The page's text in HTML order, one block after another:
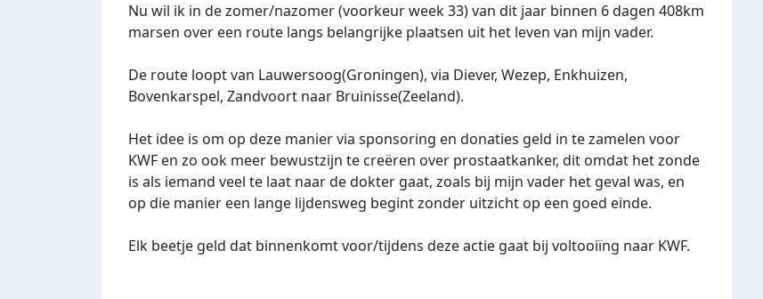
Nu wil ik in de zomer/nazomer (voorkeur week 33) van dit jaar binnen 6 dagen 408km
marsen over een route langs belangrijke plaatsen uit het leven van mijn vader.
De route loopt van Lauwersoog(Groningen), via Diever, Wezep, Enkhuizen,
Bovenkarspel, Zandvoort naar Bruinisse(Zeeland).
Het idee is om op deze manier via sponsoring en donaties geld in te zamelen voor
KWF en zo ook meer bewustzijn te creëren over prostaatkanker, dit omdat het zonde
is als iemand veel te laat naar de dokter gaat, zoals bij mijn vader het geval was, en
op die manier een lange lijdensweg begint zonder uitzicht op een goed einde.
Elk beetje geld dat binnenkomt voor/tijdens deze actie gaat bij voltooiïng naar KWF.